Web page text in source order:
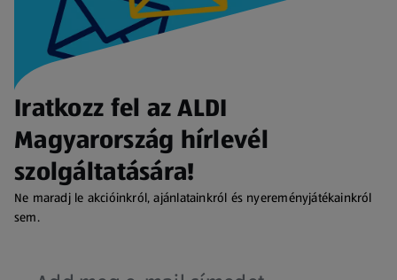
Iratkozz fel az ALDI
Magyarország hírlevél
szolgáltatására!
Ne maradj le akcióinkról, ajánlatainkról és nyereményjátékainkról
sem.